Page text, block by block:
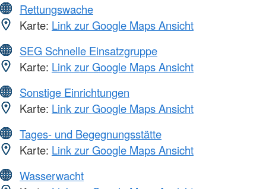
Rettungswache
Karte: Link zur Google Maps Ansicht
SEG Schnelle Einsatzgruppe
Karte: Link zur Google Maps Ansicht
Sonstige Einrichtungen
Karte: Link zur Google Maps Ansicht
Tages- und Begegnungsstätte
Karte: Link zur Google Maps Ansicht
Wasserwacht